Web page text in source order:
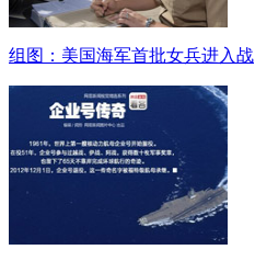
组图：美国海军首批女兵进入战